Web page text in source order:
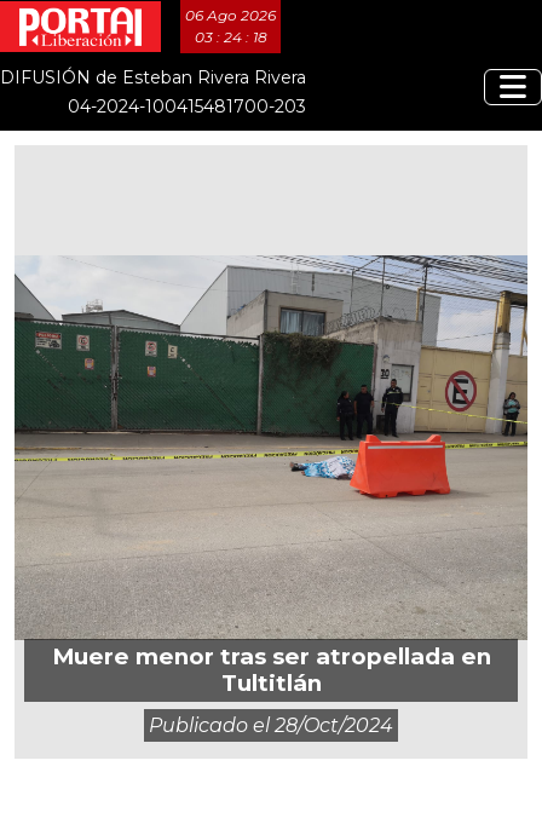
06 Ago 2026
03 : 24 : 19
DIFUSIÓN de Esteban Rivera Rivera
04-2024-100415481700-203
Muere menor tras ser atropellada en
Tultitlán
Publicado el28/oct/2024